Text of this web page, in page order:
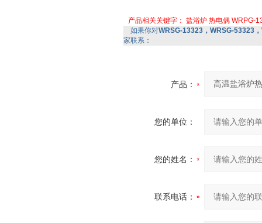
产品相关关键字： 盐浴炉 热电偶 WRPG-
如果你对WRSG-13323，WRSG-53323
家联系：
产品：
您的单位：
您的姓名：
联系电话：